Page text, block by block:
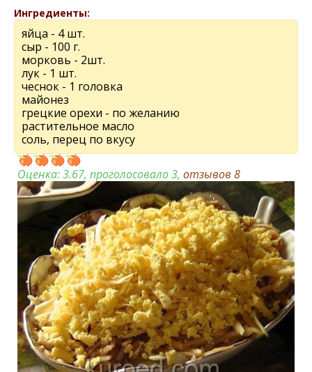
Ингредиенты:
яйца - 4 шт.
сыр - 100 г.
морковь - 2шт.
лук - 1 шт.
чеснок - 1 головка
майонез
грецкие орехи - по желанию
растительное масло
соль, перец по вкусу
Оценка:3.67, проголосовало 3, отзывов 8